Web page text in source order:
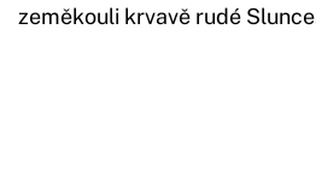
zeměkouli krvavě rudé